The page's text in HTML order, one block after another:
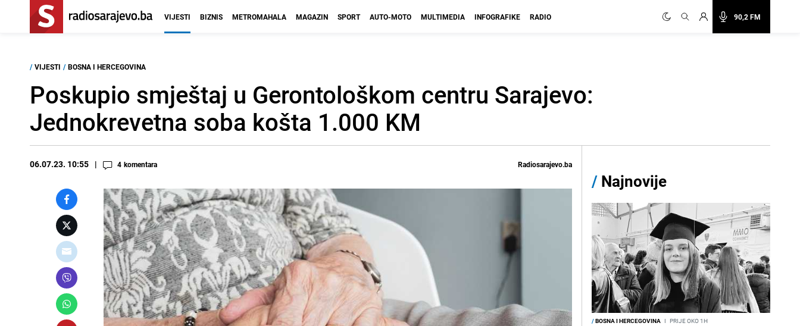
90,2 FM
VIJESTI BIZNIS METROMAHALA MAGAZIN SPORT AUTO-MOTO MULTIMEDIA INFOGRAFIKE RADIO
/ VIJESTI / BOSNA I HERCEGOVINA
Poskupio smještaj u Gerontološkom centru Sarajevo:
Jednokrevetna soba košta 1.000 KM
06.07.23. 10:55 4 komentara Radiosarajevo.ba
/ Najnovije
/BOSNA I HERCEGOVINA I PRIJE OKO 1H